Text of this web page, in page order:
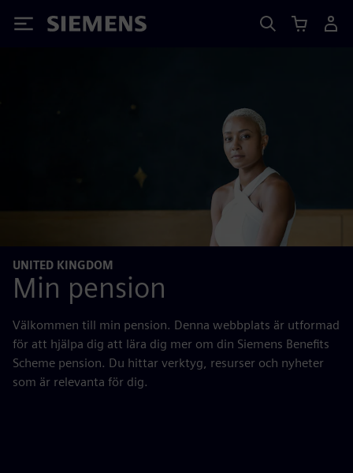
Siemens
UNITED KINGDOM
Min pension
Välkommen till min pension. Denna webbplats är utformad
för att hjälpa dig att lära dig mer om din Siemens Benefits
Scheme pension. Du hittar verktyg, resurser och nyheter
som är relevanta för dig.